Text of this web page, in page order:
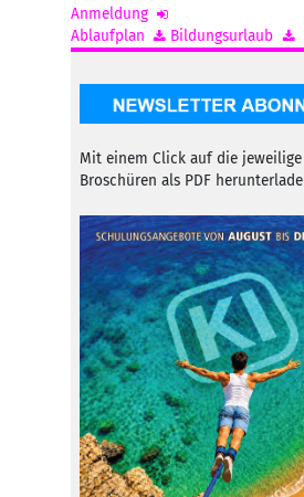
Anmeldung
Ablaufplan
Bildungsurlaub
Mit einem Click auf die
Broschüren als PDF